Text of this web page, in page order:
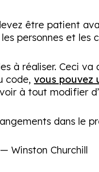
être patient
personnes et les
à réaliser. Ceci
code, vous pouvez
à tout modifier
dans le
Winston Churchill